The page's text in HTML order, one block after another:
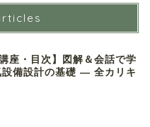
講座・目次】図解＆会話で学
設備設計の基礎 ― 全カリキ